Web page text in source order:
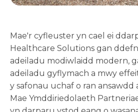
Mae'r cyfleuster yn cael ei
Healthcare Solutions gan
adeiladu modiwlaidd modern,
adeiladu gyflymach a mwy
y safonau uchaf o ran ansawdd
Mae Ymddiriedolaeth